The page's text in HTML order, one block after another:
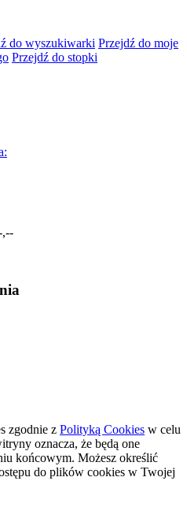
do wyszukiwarki Przejdź do moje
Przejdź do stopki
,--
zgodnie z Polityką Cookies w celu
oznacza, że będą one
końcowym. Możesz określić
do plików cookies w Twojej